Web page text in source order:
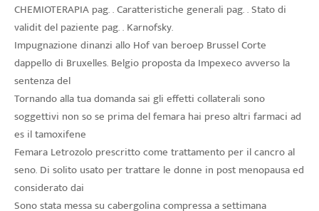
CHEMIOTERAPIA pag. . Caratteristiche generali pag. . Stato di
validit del paziente pag. . Karnofsky.
Impugnazione dinanzi allo Hof van beroep Brussel Corte
dappello di Bruxelles. Belgio proposta da Impexeco avverso la
sentenza del
Tornando alla tua domanda sai gli effetti collaterali sono
soggettivi non so se prima del femara hai preso altri farmaci ad
es il tamoxifene
Femara Letrozolo prescritto come trattamento per il cancro al
seno. Di solito usato per trattare le donne in post menopausa ed
considerato dai
Sono stata messa su cabergolina compressa a settimana